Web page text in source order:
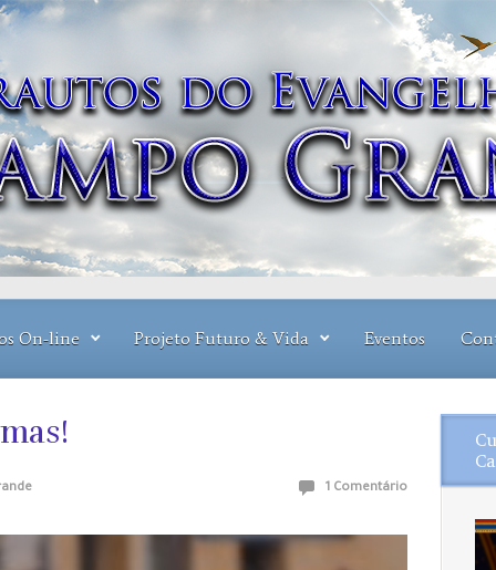
On-line Projeto Futuro & Vida Eventos
1 Comentário